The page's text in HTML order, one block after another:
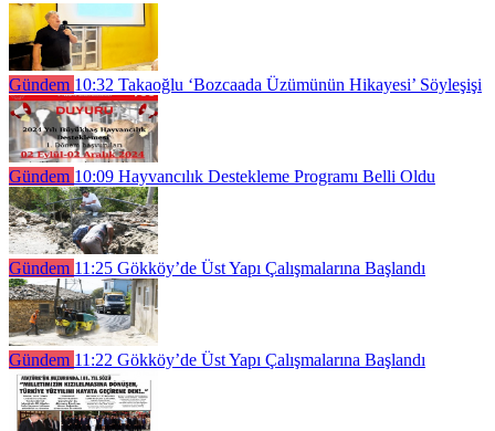
Gündem 10:32 Takaoğlu ‘Bozcaada Üzümünün Hikayesi’ Söyleşişi
Gündem 10:09 Hayvancılık Destekleme Programı Belli Oldu
Gündem 11:25 Gökköy’de Üst Yapı Çalışmalarına Başlandı
Gündem 11:22 Gökköy’de Üst Yapı Çalışmalarına Başlandı